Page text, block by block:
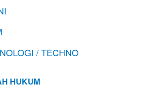
/ TECHNO
HUKUM